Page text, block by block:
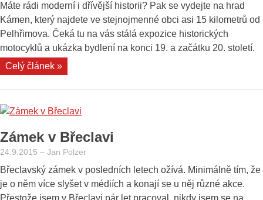
Máte rádi moderní i dřívější historii? Pak se vydejte na hrad
Kámen, který najdete ve stejnojmenné obci asi 15 kilometrů od
Pelhřimova. Čeká tu na vás stálá expozice historických
motocyklů a ukázka bydlení na konci 19. a začátku 20. století.
Celý článek »„Hrad
výstava
Zámek v Břeclavi
24.9.2015 – Jan Polzer
Břeclavský zámek v posledních letech ožívá. Minimálně tím, že
je o něm více slyšet v médiích a konají se u něj různé akce.